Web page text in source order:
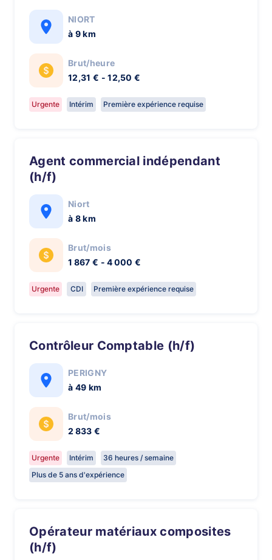
NIORT
à 9 km
Brut/heure
12,31 € - 12,50 €
Urgente Intérim Première expérience requise
Agent commercial indépendant
(h/f)
Niort
à 8 km
Brut/mois
1 867 € - 4 000 €
Urgente CDI Première expérience requise
Contrôleur Comptable (h/f)
PERIGNY
à 49 km
Brut/mois
2 833 €
Urgente Intérim
36 heures / semaine
Plus de 5 ans d'expérience
Opérateur matériaux composites
(h/f)